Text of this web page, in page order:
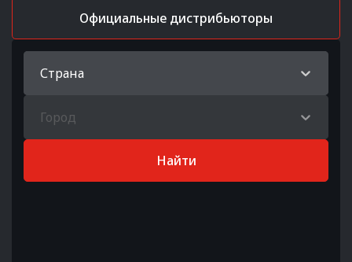
Официальные дистрибьюторы
Страна
Город
Найти